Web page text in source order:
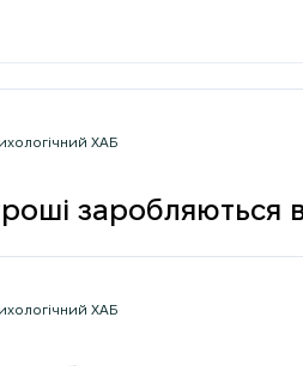
заробляються
ХАБ
ХАБ